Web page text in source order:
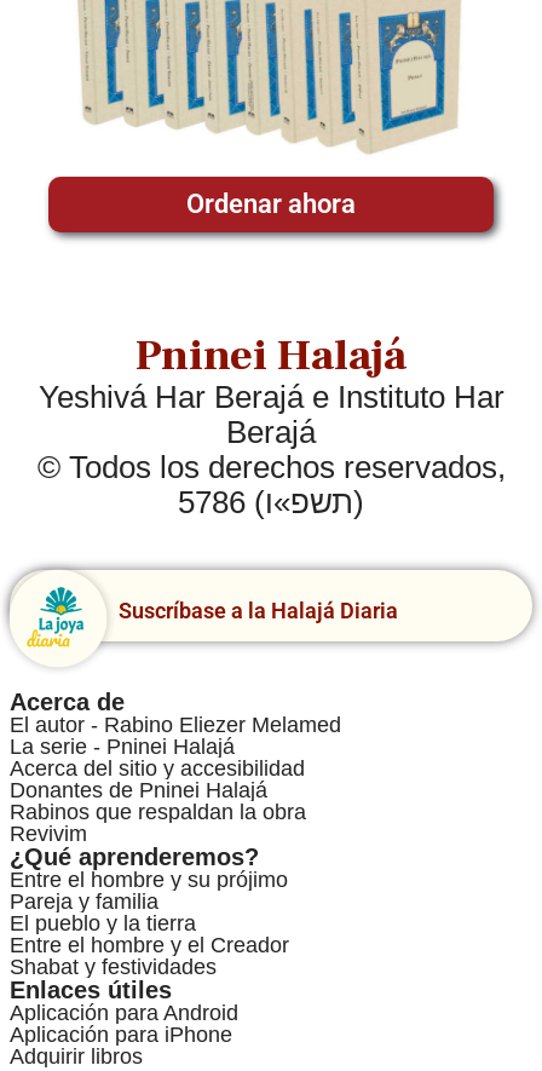
Ordenar ahora
Pninei Halajá
Yeshivá Har Berajá e Instituto Har
Berajá
© Todos los derechos reservados,
5786 (תשפ»ו)
Suscríbase a la Halajá Diaria
Acerca de
El autor - Rabino Eliezer Melamed
La serie - Pninei Halajá
Acerca del sitio y accesibilidad
Donantes de Pninei Halajá
Rabinos que respaldan la obra
Revivim
¿Qué aprenderemos?
Entre el hombre y su prójimo
Pareja y familia
El pueblo y la tierra
Entre el hombre y el Creador
Shabat y festividades
Enlaces útiles
Aplicación para Android
Aplicación para iPhone
Adquirir libros